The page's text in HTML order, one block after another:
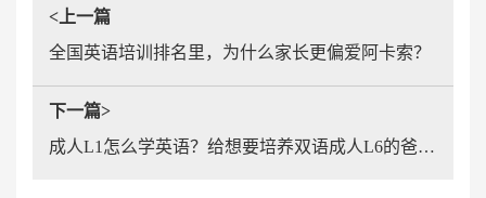
<上一篇
全国英语培训排名里，为什么家长更偏爱阿卡索？
下一篇>
成人L1怎么学英语？给想要培养双语成人L6的爸妈归纳参考！